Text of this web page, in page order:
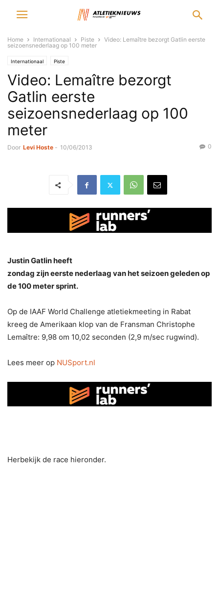
Home Internationaal Piste
Video: Lemaître bezorgt Gatlin eerste
seizoensnederlaag op 100 meter
Internationaal Piste
Video: Lemaître bezorgt
Gatlin eerste
seizoensnederlaag op 100
meter
Door Levi Hoste - 10/06/2013 0
Justin Gatlin heeft
zondag zijn eerste nederlaag van het seizoen geleden op
de 100 meter sprint.
Op de IAAF World Challenge atletiekmeeting in Rabat
kreeg de Amerikaan klop van de Fransman Christophe
Lemaître: 9,98 om 10,02 seconden (2,9 m/sec rugwind).
Lees meer op NUSport.nl
Herbekijk de race hieronder.